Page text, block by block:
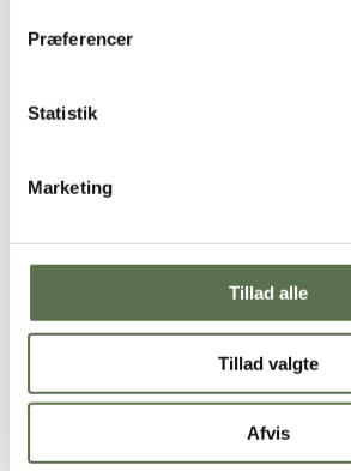
Præferencer
Statistik
Marketing
Tillad alle
Tillad valgte
Afvis
Skærsandwichstykkerne
over på
Luk og rist i en panini-grill eller på en